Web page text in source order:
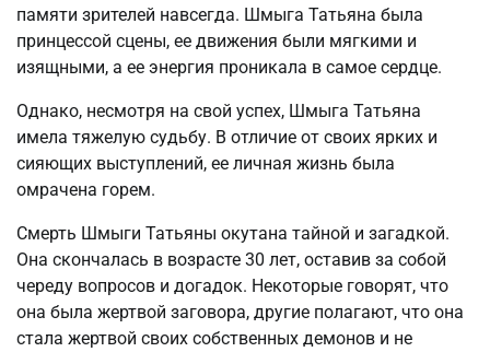
памяти зрителей навсегда. Шмыга Татьяна была
принцессой сцены, ее движения были мягкими и
изящными, а ее энергия проникала в самое сердце.
Однако, несмотря на свой успех, Шмыга Татьяна
имела тяжелую судьбу. В отличие от своих ярких и
сияющих выступлений, ее личная жизнь была
омрачена горем.
Смерть Шмыги Татьяны окутана тайной и загадкой.
Она скончалась в возрасте 30 лет, оставив за собой
череду вопросов и догадок. Некоторые говорят, что
она была жертвой заговора, другие полагают, что она
стала жертвой своих собственных демонов и не